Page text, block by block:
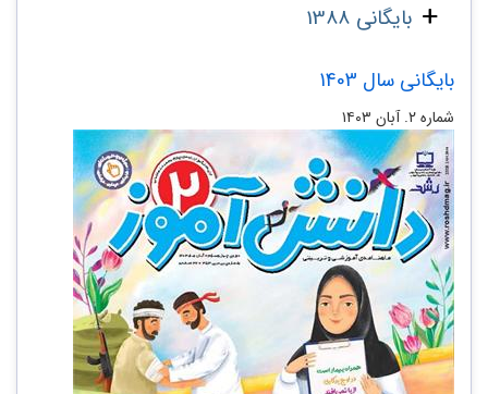
بایگانی 1388
بایگانی سال 1403
شماره ۲. آبان ۱۴۰۳